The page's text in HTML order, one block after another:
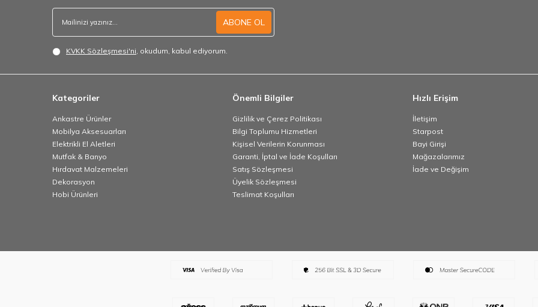
ABONE OL
KVKK Sözleşmesi'ni , okudum, kabul ediyorum.
Kategoriler
Ankastre Ürünler
Mobilya Aksesuarları
Elektrikli El Aletleri
Mutfak & Banyo
Hırdavat Malzemeleri
Dekorasyon
Hobi Ürünleri
Önemli Bilgiler
Gizlilik ve Çerez Politikası
Bilgi Toplumu Hizmetleri
Kişisel Verilerin Korunması
Garanti, İptal ve İade Koşulları
Satış Sözleşmesi
Üyelik Sözleşmesi
Teslimat Koşulları
Hızlı Erişim
İletişim
Starpost
Bayi Girişi
Mağazalarımız
İade ve Değişim